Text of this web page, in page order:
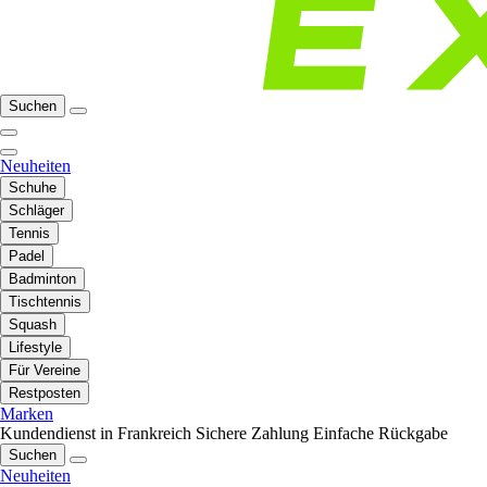
Suchen
Neuheiten
Schuhe
Schläger
Tennis
Padel
Badminton
Tischtennis
Squash
Lifestyle
Für Vereine
Restposten
Marken
Kundendienst in Frankreich Sichere Zahlung Einfache Rückgabe
Suchen
Neuheiten